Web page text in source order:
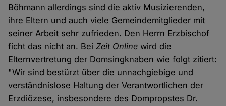
Böhmann allerdings sind die aktiv Musizierenden,
ihre Eltern und auch viele Gemeindemitglieder mit
seiner Arbeit sehr zufrieden. Den Herrn Erzbischof
ficht das nicht an. BeiZeit Online wird die
Elternvertretung der Domsingknaben wie folgt zitiert:
"Wir sind bestürzt über die unnachgiebige und
verständnislose Haltung der Verantwortlichen der
Erzdiözese, insbesondere des Dompropstes Dr.